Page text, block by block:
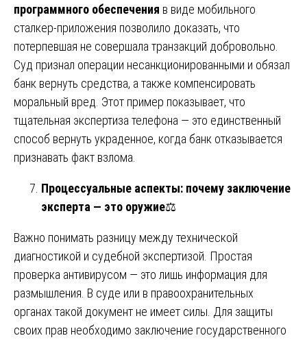
программного обеспечения в виде мобильного
сталкер-приложения позволило доказать, что
потерпевшая не совершала транзакций добровольно.
Суд признал операции несанкционированными и обязал
банк вернуть средства, а также компенсировать
моральный вред. Этот пример показывает, что
тщательная экспертиза телефона — это единственный
способ вернуть украденное, когда банк отказывается
признавать факт взлома.
Процессуальные аспекты: почему заключение
эксперта — это оружие⚖️
Важно понимать разницу между технической
диагностикой и судебной экспертизой. Простая
проверка антивирусом — это лишь информация для
размышления. В суде или в правоохранительных
органах такой документ не имеет силы. Для защиты
своих прав необходимо заключение государственного